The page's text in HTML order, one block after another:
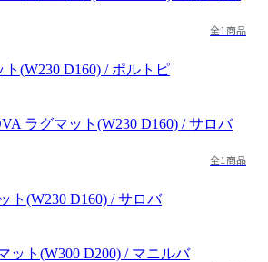
全1商品
ト(W230 D160) / ポルトピ
全1商品
ト(W230 D160) / サロバ